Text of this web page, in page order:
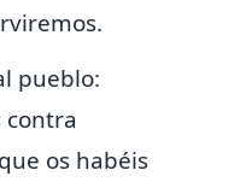
pueblo:
contra
os habéis